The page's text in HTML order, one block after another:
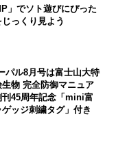
」でソト遊びにぴった
っくり見よう
パル8月号は富士山大特
物 完全防御マニュア
45周年記念「mini富
ッジ刺繍タグ」付き